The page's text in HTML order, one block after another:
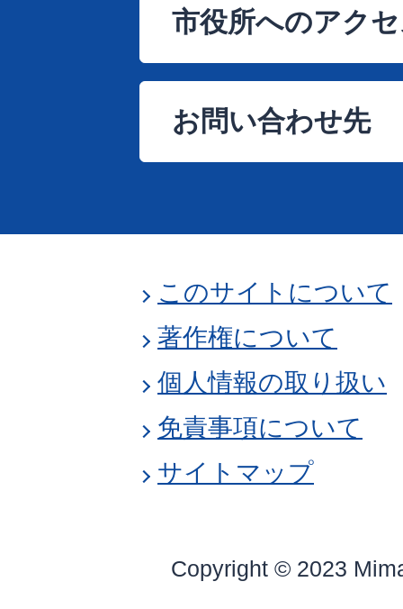
市役所へのアク
お問い合わせ先
このサイトについて
著作権について
個人情報の取り扱い
免責事項について
サイトマップ
Copyright © 2023